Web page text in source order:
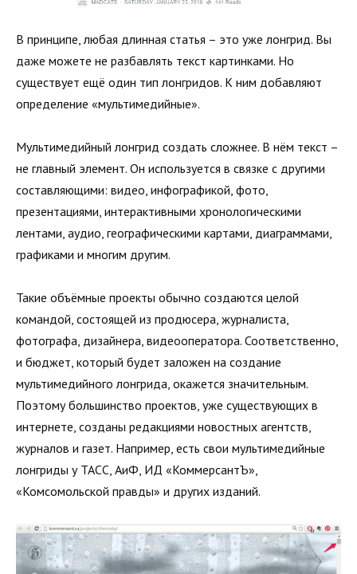
В принципе, любая длинная статья – это уже лонгрид. Вы
даже можете не разбавлять текст картинками. Но
существует ещё один тип лонгридов. К ним добавляют
определение «мультимедийные».
Мультимедийный лонгрид создать сложнее. В нём текст –
не главный элемент. Он используется в связке с другими
составляющими: видео, инфографикой, фото,
презентациями, интерактивными хронологическими
лентами, аудио, географическими картами, диаграммами,
графиками и многим другим.
Такие объёмные проекты обычно создаются целой
командой, состоящей из продюсера, журналиста,
фотографа, дизайнера, видеооператора. Соответственно,
и бюджет, который будет заложен на создание
мультимедийного лонгрида, окажется значительным.
Поэтому большинство проектов, уже существующих в
интернете, созданы редакциями новостных агентств,
журналов и газет. Например, есть свои мультимедийные
лонгриды у ТАСС, АиФ, ИД «КоммерсантЪ»,
«Комсомольской правды» и других изданий.